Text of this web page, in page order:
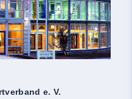
e. V.